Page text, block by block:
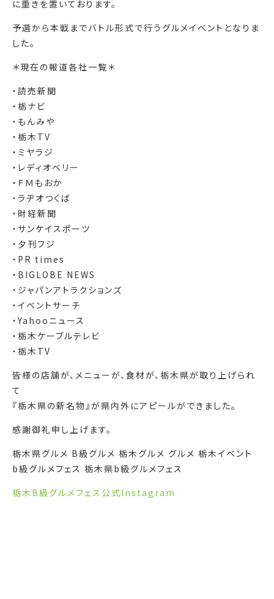
に重きを置いております。
予選から本戦までバトル形式で行うグルメイベントとなりま
した。
＊現在の報道各社一覧＊
・読売新聞
・栃ナビ
・もんみや
・栃木TV
・ミヤラジ
・レディオベリー
・ＦＭもおか
・ラヂオつくば
・財経新聞
・サンケイスポーツ
・夕刊フジ
・PR times
・BIGLOBE NEWS
・ジャパンアトラクションズ
・イベントサーチ
・Yahooニュース
・栃木ケーブルテレビ
・栃木TV
皆様の店舗が、メニューが、食材が、栃木県が取り上げられ
て
『栃木県の新名物』が県内外にアピールができました。
感謝御礼申し上げます。
栃木県グルメ B級グルメ 栃木グルメ グルメ 栃木イベント
b級グルメフェス 栃木県b級グルメフェス
栃木B級グルメフェス公式Instagram